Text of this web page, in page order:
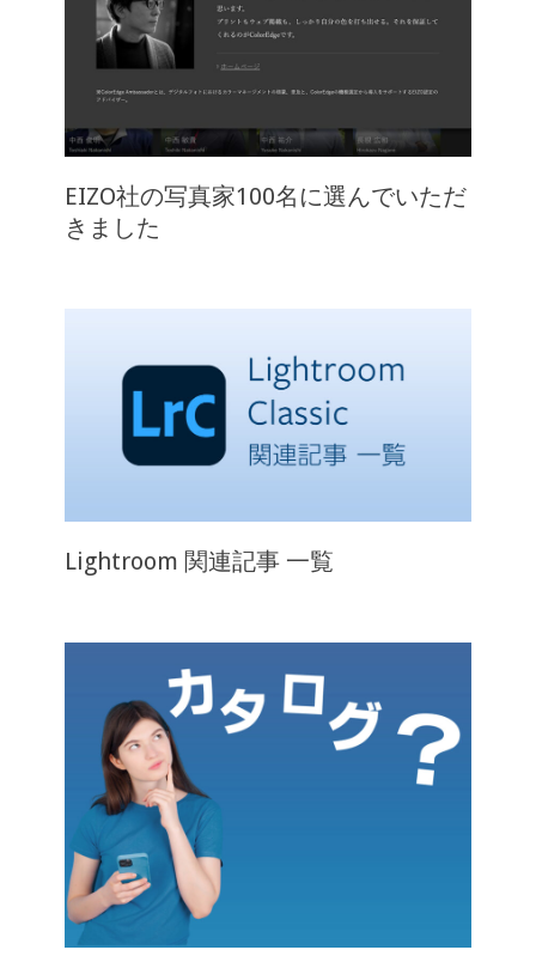
EIZO社の写真家100名に選んでいただ
きました
Lightroom 関連記事 一覧